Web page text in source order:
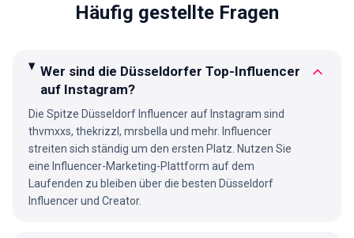
Häufig gestellte Fragen
Wer sind die Düsseldorfer Top-Influencer
auf Instagram?
Die Spitze Düsseldorf Influencer auf Instagram sind
thvmxxs, thekrizzl, mrsbella und mehr. Influencer
streiten sich ständig um den ersten Platz. Nutzen Sie
eine Influencer-Marketing-Plattform auf dem
Laufenden zu bleiben über die besten Düsseldorf
Influencer und Creator.